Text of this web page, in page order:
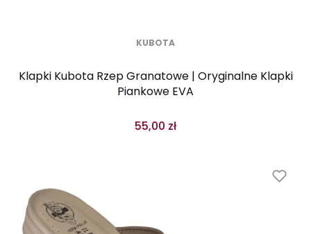
KUBOTA
Klapki Kubota Rzep Granatowe | Oryginalne Klapki
Piankowe EVA
55,00 zł